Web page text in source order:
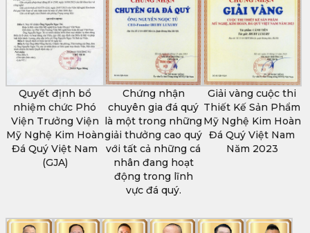
Quyết định bổ
nhiệm chức Phó
Viện Trưởng Viện
Mỹ Nghệ Kim Hoàn
Đá Quý Việt Nam
(GJA)
Chứng nhận
chuyên gia đá quý
là một trong những
giải thưởng cao quý
với tất cả những cá
nhân đang hoạt
động trong lĩnh
vực đá quý.
Giải vàng cuộc thi
Thiết Kế Sản Phẩm
Mỹ Nghệ Kim Hoàn
Đá Quý Việt Nam
Năm 2023